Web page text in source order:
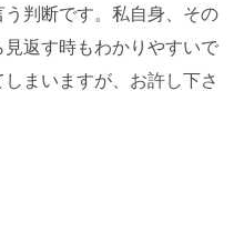
判断です。私自身、その
返す時もわかりやすいで
まいますが、お許し下さ